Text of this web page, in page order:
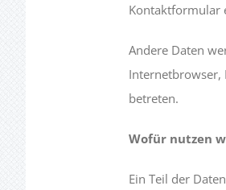
Kontaktformular
Andere Daten
Internetbrowser,
betreten.
Wofür nutzen
Ein Teil der